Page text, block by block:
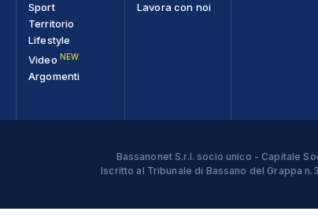
Sport
Territorio
Lifestyle
Video NEW
Argomenti
Lavora con noi
Bassanonet S.r.l. socio unico - Capitale
Iscritto al Tribunale di Bassano del Grappa